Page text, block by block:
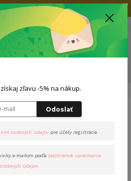
zadarmo nad 80€
0
0,00 EUR
Kraťasy "MAESTRO" pánske
pánske
zľavu -5% na nákup.
Odoslať
osobných údajovpre účely registrácie.
e-mailom podľa podmienok spracovania
osobných údajov.